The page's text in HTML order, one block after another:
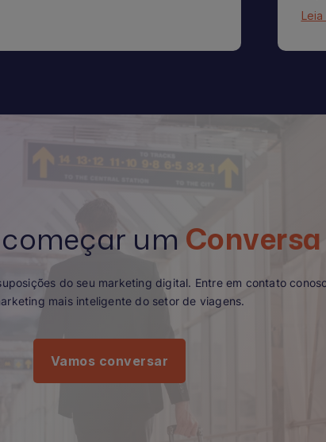
Leia
um Conversa
do seu marketing digital. Entre em contato
mais inteligente do setor de viagens.
Vamos conversar